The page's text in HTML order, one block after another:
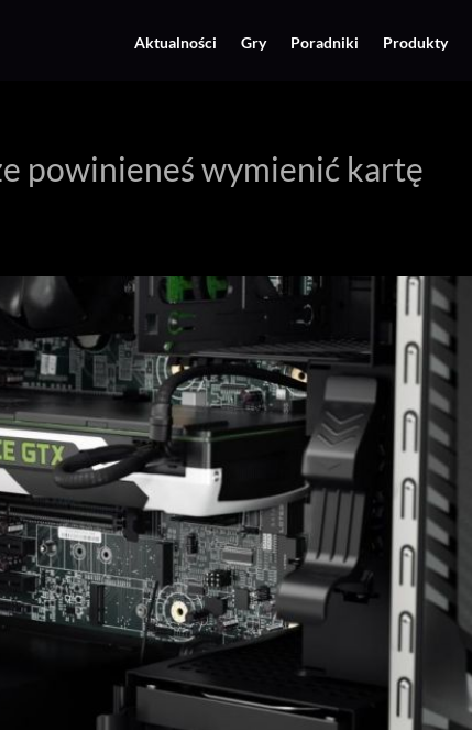
Aktualności Gry Poradniki Produkty
powinieneś wymienić kartę